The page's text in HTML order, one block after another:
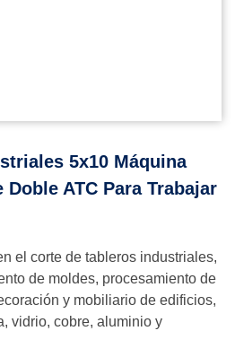
5x10 Máquina
Doble ATC Para Trabajar
el corte de tableros industriales,
de moldes, procesamiento de
y mobiliario de edificios,
vidrio, cobre, aluminio y